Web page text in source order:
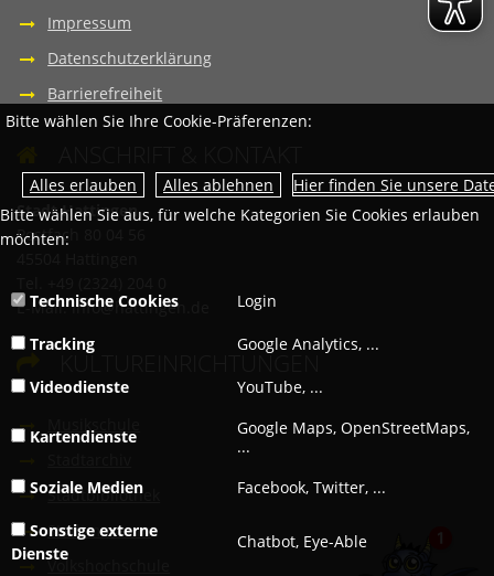
Impressum
Datenschutzerklärung
Barrierefreiheit
Stadt Hattingen
Postfach 80 04 56
E-Mail:info@hattingen.de
KULTUREINRICHTUNGEN
Stadtbibliothek
Stadtmuseum
Volkshochschule
Bitte wählen Sie Ihre Cookie-Präferenzen:
Hier finden Sie unsere
Bitte wählen Sie aus, für welche Kategorien Sie Cookies erlauben
möchten:
Technische Cookies Login
Tracking Google Analytics, ...
Videodienste YouTube, ...
Kartendienste
Google Maps, OpenStreetMaps,
...
Soziale Medien
Facebook, Twitter, ...
Sonstige externe
Dienste
Chatbot, Eye-Able